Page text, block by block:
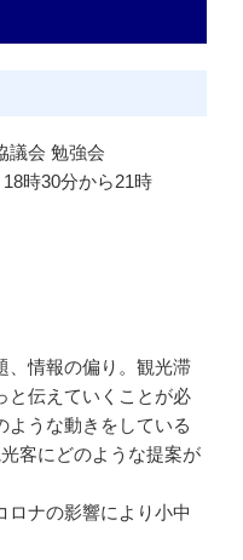
議会 勉強会
時30分から21時
、情報の偏り。観光滞
と伝えていくことが必
ような動きをしている
客にどのような提案が
ロナの影響により小中